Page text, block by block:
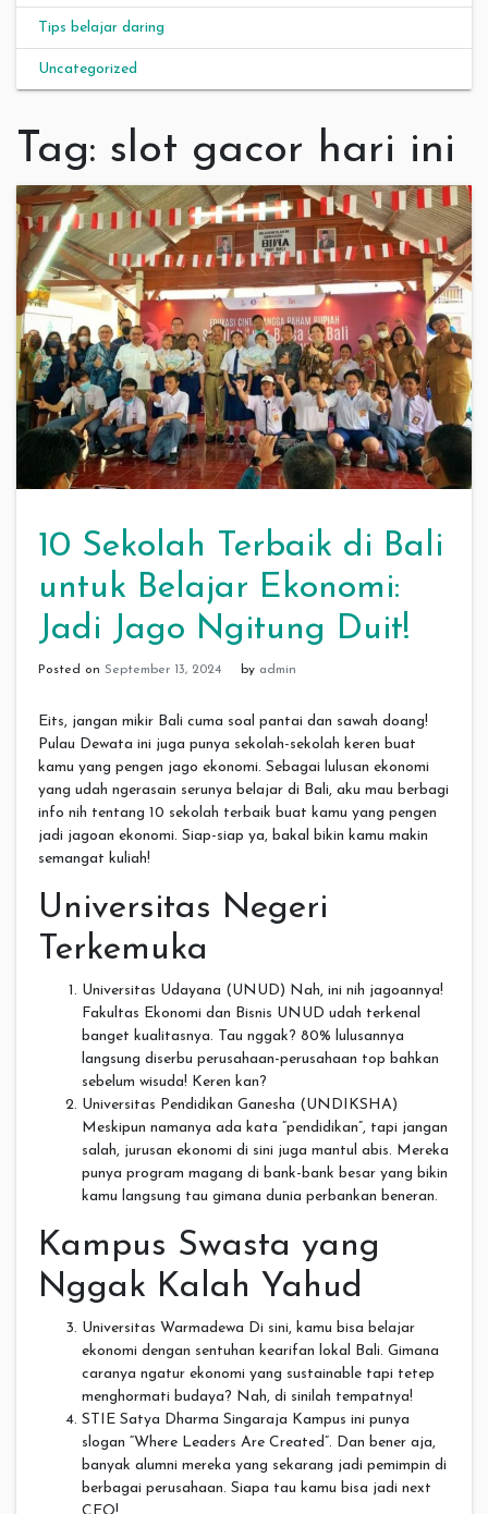
Tips belajar daring
Uncategorized
Tag: slot gacor hari ini
10 Sekolah Terbaik di Bali
untuk Belajar Ekonomi:
Jadi Jago Ngitung Duit!
Posted on September 13, 2024 by admin
Eits, jangan mikir Bali cuma soal pantai dan sawah doang!
Pulau Dewata ini juga punya sekolah-sekolah keren buat
kamu yang pengen jago ekonomi. Sebagai lulusan ekonomi
yang udah ngerasain serunya belajar di Bali, aku mau berbagi
info nih tentang 10 sekolah terbaik buat kamu yang pengen
jadi jagoan ekonomi. Siap-siap ya, bakal bikin kamu makin
semangat kuliah!
Universitas Negeri
Terkemuka
Universitas Udayana (UNUD) Nah, ini nih jagoannya!
Fakultas Ekonomi dan Bisnis UNUD udah terkenal
banget kualitasnya. Tau nggak? 80% lulusannya
langsung diserbu perusahaan-perusahaan top bahkan
sebelum wisuda! Keren kan?
Universitas Pendidikan Ganesha (UNDIKSHA)
Meskipun namanya ada kata “pendidikan”, tapi jangan
salah, jurusan ekonomi di sini juga mantul abis. Mereka
punya program magang di bank-bank besar yang bikin
kamu langsung tau gimana dunia perbankan beneran.
Kampus Swasta yang
Nggak Kalah Yahud
Universitas Warmadewa Di sini, kamu bisa belajar
ekonomi dengan sentuhan kearifan lokal Bali. Gimana
caranya ngatur ekonomi yang sustainable tapi tetep
menghormati budaya? Nah, di sinilah tempatnya!
STIE Satya Dharma Singaraja Kampus ini punya
slogan “Where Leaders Are Created”. Dan bener aja,
banyak alumni mereka yang sekarang jadi pemimpin di
berbagai perusahaan. Siapa tau kamu bisa jadi next